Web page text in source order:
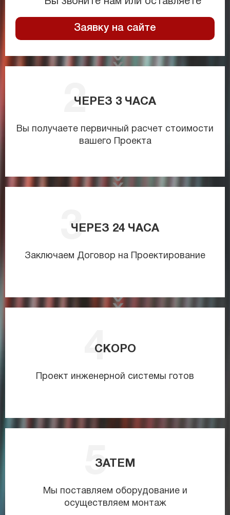
Заявку на сайте
ЧЕРЕЗ 3 ЧАСА
Вы получаете первичный расчет стоимости
вашего Проекта
ЧЕРЕЗ 24 ЧАСА
Заключаем Договор на Проектирование
СКОРО
Проект инженерной системы готов
ЗАТЕМ
Мы поставляем оборудование и
осуществляем монтаж